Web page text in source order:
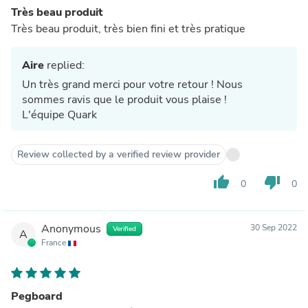
Très beau produit
Très beau produit, très bien fini et très pratique
Aire replied:
Un très grand merci pour votre retour ! Nous
sommes ravis que le produit vous plaise !
L'équipe Quark
Review collected by a verified review provider
thumb_up 0 thumb_down 0
A Anonymous Verified
France
30 Sep 2022
Pegboard